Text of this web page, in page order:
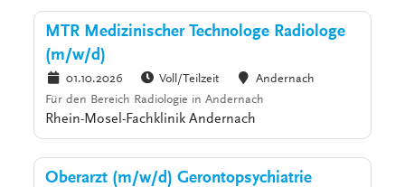
MTR Medizinischer Technologe Radiologe
(m/w/d)
01.10.2026 Voll/Teilzeit
Andernach
Für den Bereich Radiologie in Andernach
Rhein-Mosel-Fachklinik Andernach
Oberarzt (m/w/d) Gerontopsychiatrie